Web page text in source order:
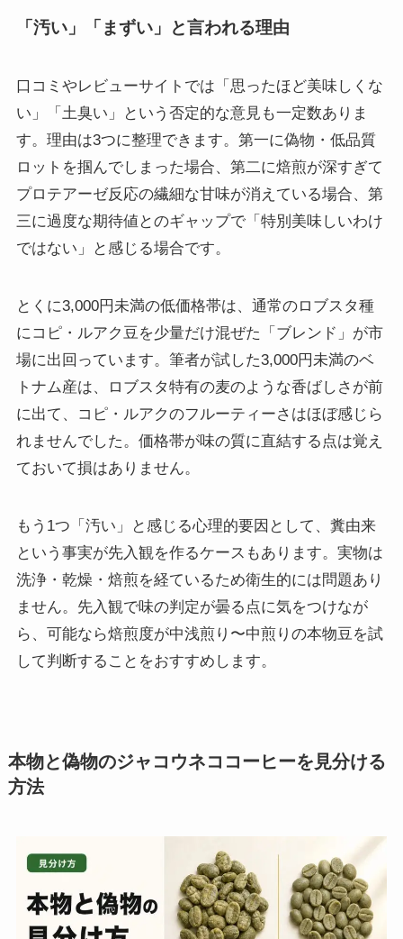
「汚い」「まずい」と言われる理由
口コミやレビューサイトでは「思ったほど美味しくな
い」「土臭い」という否定的な意見も一定数ありま
す。理由は3つに整理できます。第一に偽物・低品質
ロットを掴んでしまった場合、第二に焙煎が深すぎて
プロテアーゼ反応の繊細な甘味が消えている場合、第
三に過度な期待値とのギャップで「特別美味しいわけ
ではない」と感じる場合です。
とくに3,000円未満の低価格帯は、通常のロブスタ種
にコピ・ルアク豆を少量だけ混ぜた「ブレンド」が市
場に出回っています。筆者が試した3,000円未満のベ
トナム産は、ロブスタ特有の麦のような香ばしさが前
に出て、コピ・ルアクのフルーティーさはほぼ感じら
れませんでした。価格帯が味の質に直結する点は覚え
ておいて損はありません。
もう1つ「汚い」と感じる心理的要因として、糞由来
という事実が先入観を作るケースもあります。実物は
洗浄・乾燥・焙煎を経ているため衛生的には問題あり
ません。先入観で味の判定が曇る点に気をつけなが
ら、可能なら焙煎度が中浅煎り〜中煎りの本物豆を試
して判断することをおすすめします。
本物と偽物のジャコウネココーヒーを見分ける
方法